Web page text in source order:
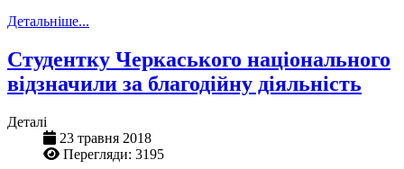
Детальніше...
Студентку Черкаського національного
відзначили за благодійну діяльність
Деталі
23 травня 2018
Перегляди: 3195